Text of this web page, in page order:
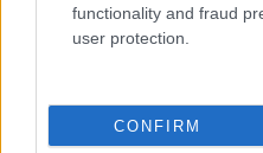
functionality and fraud
user protection.
CONFIRM